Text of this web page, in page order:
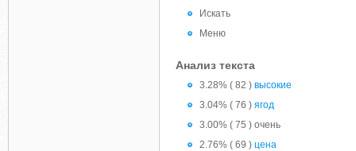
Искать
Меню
Анализ текста
3.28% ( 82 ) высокие
3.04% ( 76 ) ягод
3.00% ( 75 ) очень
2.76% ( 69 ) цена